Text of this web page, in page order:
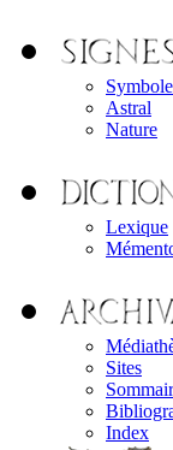
Astral
Nature
Lexique
Sites
Index